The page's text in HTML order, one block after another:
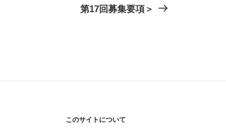
投
第17回募集要項＞
このサイトについて